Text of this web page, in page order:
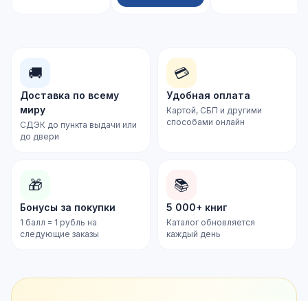
🚚
Доставка по всему
миру
СДЭК до пункта выдачи или
до двери
💳
Удобная оплата
Картой, СБП и другими
способами онлайн
🎁
Бонусы за покупки
1 балл = 1 рубль на
следующие заказы
📚
5 000+ книг
Каталог обновляется
каждый день